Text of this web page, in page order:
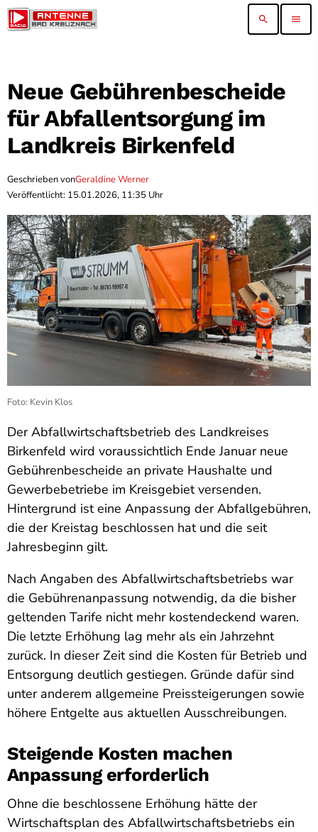
search menu
Neue Gebührenbescheide
für Abfallentsorgung im
Landkreis Birkenfeld
Geschrieben vonGeraldine Werner
Veröffentlicht: 15.01.2026, 11:35 Uhr
Foto: Kevin Klos
Der Abfallwirtschaftsbetrieb des Landkreises
Birkenfeld wird voraussichtlich Ende Januar neue
Gebührenbescheide an private Haushalte und
Gewerbebetriebe im Kreisgebiet versenden.
Hintergrund ist eine Anpassung der Abfallgebühren,
die der Kreistag beschlossen hat und die seit
Jahresbeginn gilt.
Nach Angaben des Abfallwirtschaftsbetriebs war
die Gebührenanpassung notwendig, da die bisher
geltenden Tarife nicht mehr kostendeckend waren.
Die letzte Erhöhung lag mehr als ein Jahrzehnt
zurück. In dieser Zeit sind die Kosten für Betrieb und
Entsorgung deutlich gestiegen. Gründe dafür sind
unter anderem allgemeine Preissteigerungen sowie
höhere Entgelte aus aktuellen Ausschreibungen.
Steigende Kosten machen
Anpassung erforderlich
Ohne die beschlossene Erhöhung hätte der
Wirtschaftsplan des Abfallwirtschaftsbetriebs ein